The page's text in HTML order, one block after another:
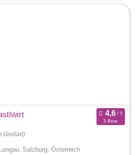
3 Bew.
Großarl)
Salzburg, Österreich